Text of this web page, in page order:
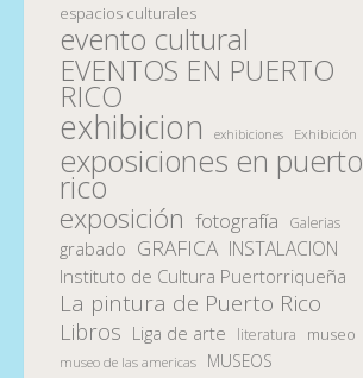
espacios culturales
evento cultural
EVENTOS EN PUERTO
RICO
exhibicion exhibiciones Exhibición
exposiciones en puerto
rico
exposición fotografía Galerias
grabado GRAFICA INSTALACION
Instituto de Cultura Puertorriqueña
La pintura de Puerto Rico
Libros Liga de arte literatura museo
museo de las americas MUSEOS